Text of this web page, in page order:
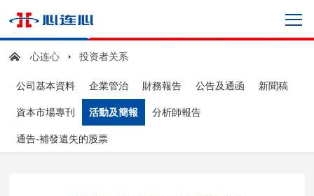
心连心 投资者关系
公司基本資料 企業管治 財務報告 公告及通函 新聞稿
資本市場專刊 活動及簡報 分析師報告
通告-補發遺失的股票